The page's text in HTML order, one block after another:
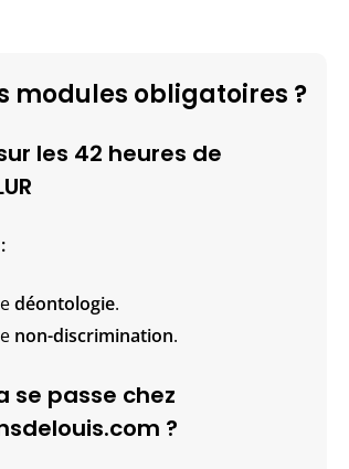
modules obligatoires ?
les 42 heures de
déontologie.
non-discrimination.
se passe chez
?